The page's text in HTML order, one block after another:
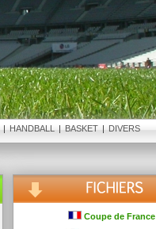
| HANDBALL | BASKET | DIVERS
Coupe de France